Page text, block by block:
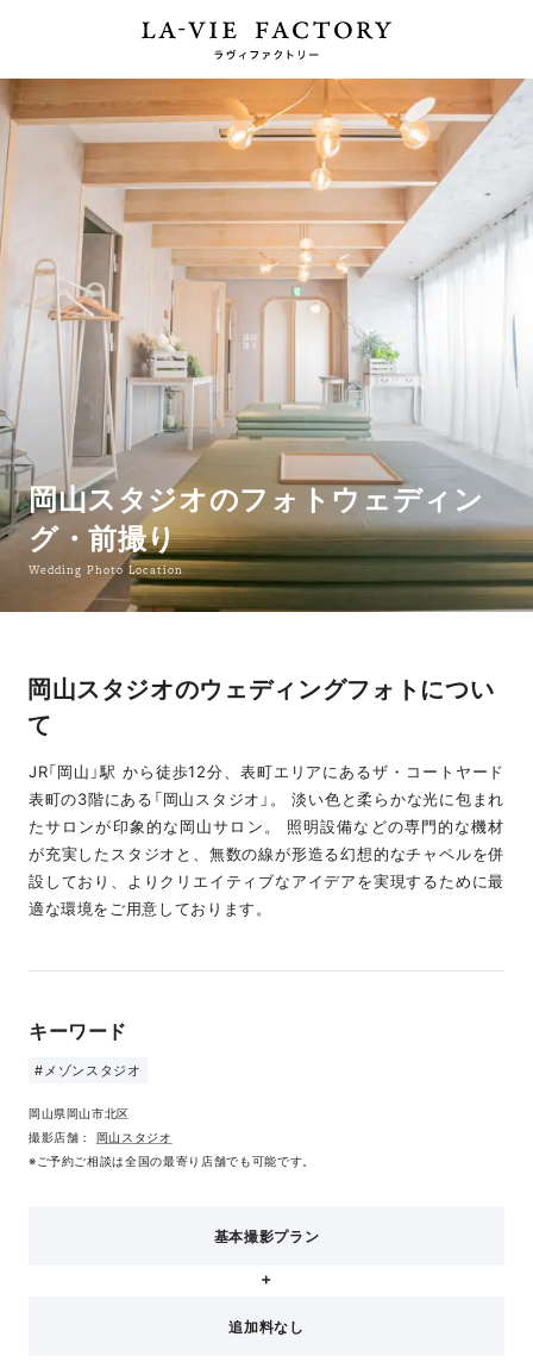
岡山スタジオのフォトウェディン
グ・前撮り
Wedding Photo Location
岡山スタジオのウェディングフォトについ
て
JR「岡山」駅 から徒歩12分、表町エリアにあるザ・コートヤード
表町の3階にある「岡山スタジオ」。 淡い色と柔らかな光に包まれ
たサロンが印象的な岡山サロン。 照明設備などの専門的な機材
が充実したスタジオと、無数の線が形造る幻想的なチャペルを併
設しており、よりクリエイティブなアイデアを実現するために最
適な環境をご用意しております。
キーワード
#メゾンスタジオ
岡山県岡山市北区
撮影店舗： 岡山スタジオ
※ご予約ご相談は全国の最寄り店舗でも可能です。
基本撮影プラン
追加料なし